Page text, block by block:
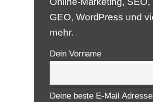
GEO, WordPress und
mehr.
Dein Vorname
Deine beste E-Mail Adresse